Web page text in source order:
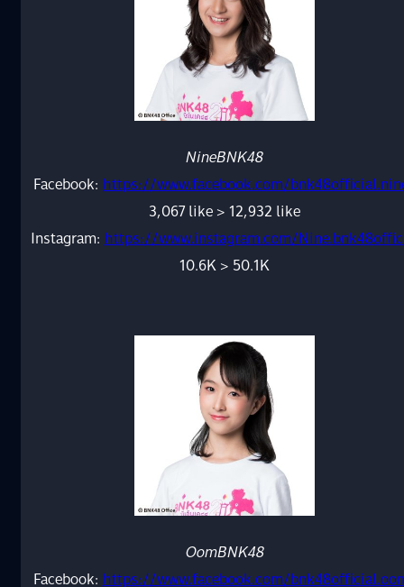
NineBNK48
Facebook: https://www.facebook.com/
3,067 like > 12,932 like
Instagram:https://www.instagram.com/
10.6K > 50.1K
OomBNK48
Facebook:https://www.facebook.com/